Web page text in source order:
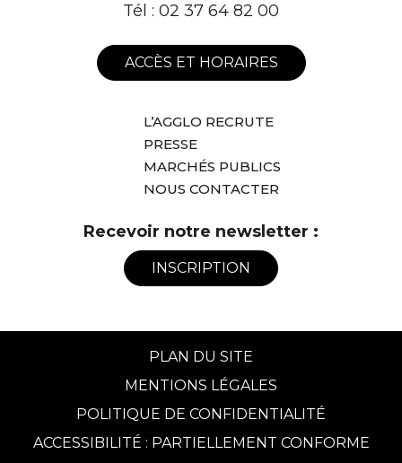
Tél : 02 37 64 82 00
ACCÈS ET HORAIRES
L’AGGLO RECRUTE
PRESSE
MARCHÉS PUBLICS
NOUS CONTACTER
Recevoir notre newsletter :
INSCRIPTION
PLAN DU SITE
MENTIONS LÉGALES
POLITIQUE DE CONFIDENTIALITÉ
ACCESSIBILITÉ : PARTIELLEMENT CONFORME